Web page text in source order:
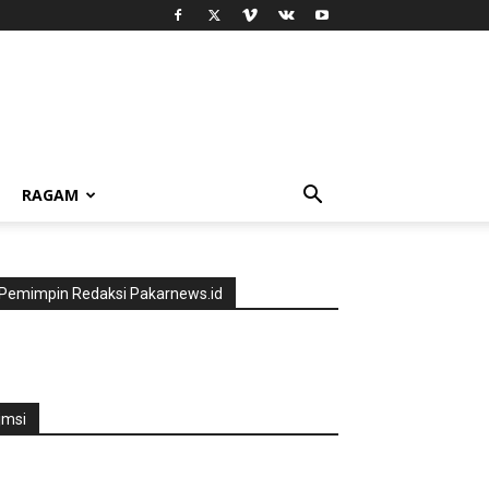
RAGAM
Pemimpin Redaksi Pakarnews.id